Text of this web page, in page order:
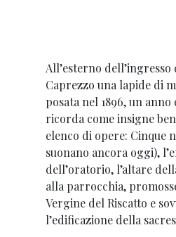
All’esterno
Caprezzo una lapide di
posata nel 1896, un
ricorda come insigne
elenco di opere: Cinque
suonano ancora oggi),
dell’oratorio, l’altare
alla parrocchia,
Vergine del Riscatto e
l’edificazione della